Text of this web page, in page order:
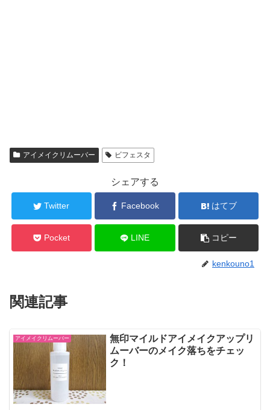
アイメイクリムーバー ビフェスタ
シェアする
Twitter Facebook はてブ
Pocket LINE コピー
kenkouno1
関連記事
アイメイクリムーバー
無印マイルドアイメイクアップリ
ムーバーのメイク落ちをチェッ
ク！